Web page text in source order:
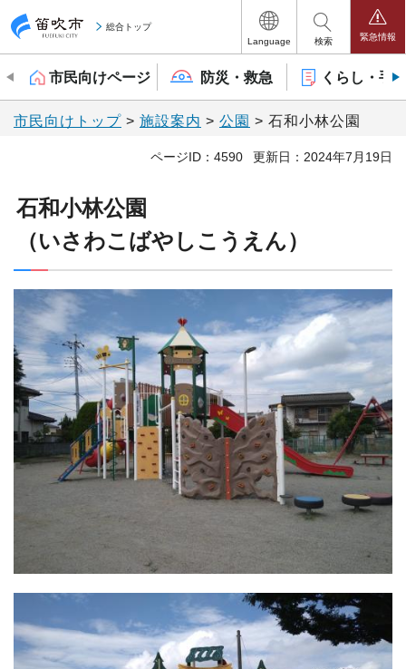
笛吹市
総合トップ
Language
検索 緊急情報
市民向けページ 防災・救急 くらし・手
市民向けトップ > 施設案内 > 公園 > 石和小林公園
ページID：4590 更新日：2024年7月19日
石和小林公園
（いさわこばやしこうえん）